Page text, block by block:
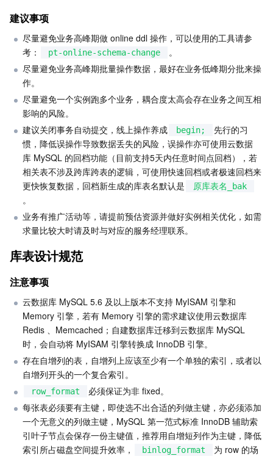
网络流日志
Anycast 公网加速
共享带宽包
VPN 连接
私有连接
弹性公网 IP
全球应用加速
风险识别 RCE
游戏安全
云安全中心
漏洞扫描服务
防火墙管理
私有域解析 Private DNS
移动解析 HTTPDNS
DNSPod
云解析 DNS
腾讯电子签
腾讯会议
腾讯乐享
腾讯云企业网盘
大数据
弹性 MapReduce
Elasticsearch Service
流计算 Oceanus
数据湖计算
腾讯云数据仓库 TCHouse-C
腾讯云数据仓库 TCHouse-D
腾讯云数据仓库 TCHouse-P
数据开发治理平台 WeData
腾讯云 BI
多模态智能数据湖 TCLake
AI 基础产品
人脸识别
语音合成
语音识别
机器翻译
文字识别
人脸融合
AI 应用产品
腾讯云智能数智人
人脸核身
AI 平台产品
腾讯云大模型训推平台TI-ONE
智能音乐平台
腾讯大模型
腾讯云智能体开发平台
知识引擎原子能力
大模型图像创作引擎
大模型视频创作引擎
腾讯混元生3D
腾讯混元大模型
大模型服务平台 TokenHub
物联网
物联网通信
消息队列
消息队列 CKafka 版
消息队列 RocketMQ 版
消息队列 RabbitMQ 版
消息队列 Pulsar 版
消息队列 MQTT 版
消息队列 CMQ 版
消息队列 CMQ
通信服务
短信
移动推送
邮件推送
实时互动
即时通信 IM
实时音视频
实时互动-教育版
实时互动-工业能源版
游戏多媒体引擎
视频服务
媒体直播
媒体包装
媒体传输
云直播
媒体点播
直播录制
媒体处理
媒体处理
应用云渲染
视频终端SDK
直播 SDK
教育服务
建议事项
尽量避免业务高峰期做 online ddl 操作，可以使用的工具请参
考：
pt-online-schema-change
。
尽量避免业务高峰期批量操作数据，最好在业务低峰期分批来操
作。
尽量避免一个实例跑多个业务，耦合度太高会存在业务之间互相
影响的风险。
建议关闭事务自动提交，线上操作养成
begin;
先行的习
惯，降低误操作导致数据丢失的风险，误操作亦可使用云数据
库 MySQL 的回档功能（目前支持5天内任意时间点回档），若
相关表不涉及跨库跨表的逻辑，可使用快速回档或者极速回档来
更快恢复数据，回档新生成的库表名默认是
原库表名_bak
。
业务有推广活动等，请提前预估资源并做好实例相关优化，如需
求量比较大时请及时与对应的服务经理联系。
库表设计规范
注意事项
云数据库 MySQL 5.6 及以上版本不支持 MyISAM 引擎和
Memory 引擎，若有 Memory 引擎的需求建议使用云数据库
Redis 、Memcached；自建数据库迁移到云数据库 MySQL
时，会自动将 MyISAM 引擎转换成 InnoDB 引擎。
存在自增列的表，自增列上应该至少有一个单独的索引，或者以
自增列开头的一个复合索引。
row_format
必须保证为非 fixed。
每张表必须要有主键，即使选不出合适的列做主键，亦必须添加
一个无意义的列做主键，MySQL 第一范式标准 InnoDB 辅助索
引叶子节点会保存一份主键值，推荐用自增短列作为主键，降低
索引所占磁盘空间提升效率，
binlog_format
为 row 的场